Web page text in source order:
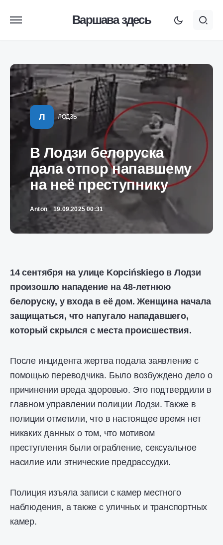
Варшава здесь
Л ЛОДЗЬ
В Лодзи белоруска
дала отпор напавшему
на неё преступнику
Anton 19.09.2025 00:31
14 сентября на улице Kopcińskiego в Лодзи
произошло нападение на 48-летнюю
белоруску, у входа в её дом. Женщина начала
защищаться, что напугало нападавшего,
который скрылся с места происшествия.
После инцидента жертва подала заявление с
помощью переводчика. Было возбуждено дело о
причинении вреда здоровью. Это подтвердили в
главном управлении полиции Лодзи. Также в
полиции отметили, что в настоящее время нет
никаких данных о том, что мотивом
преступления были ограбление, сексуальное
насилие или этнические предрассудки.
Полиция изъяла записи с камер местного
наблюдения, а также с уличных и транспортных
камер.